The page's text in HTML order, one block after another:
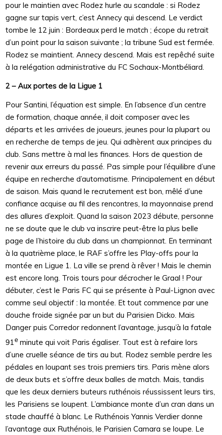
pour le maintien avec Rodez hurle au scandale : si Rodez
gagne sur tapis vert, c’est Annecy qui descend. Le verdict
tombe le 12 juin : Bordeaux perd le match ; écope du retrait
d’un point pour la saison suivante ; la tribune Sud est fermée.
Rodez se maintient. Annecy descend. Mais est repêché suite
à la relégation administrative du FC Sochaux-Montbéliard.
2 – Aux portes de la Ligue 1
Pour Santini, l’équation est simple. En l’absence d’un centre
de formation, chaque année, il doit composer avec les
départs et les arrivées de joueurs, jeunes pour la plupart ou
en recherche de temps de jeu. Qui adhèrent aux principes du
club. Sans mettre à mal les finances. Hors de question de
revenir aux erreurs du passé. Pas simple pour l’équilibre d’une
équipe en recherche d’automatisme. Principalement en début
de saison. Mais quand le recrutement est bon, mêlé d’une
confiance acquise au fil des rencontres, la mayonnaise prend
des allures d’exploit. Quand la saison 2023 débute, personne
ne se doute que le club va inscrire peut-être la plus belle
page de l’histoire du club dans un championnat. En terminant
à la quatrième place, le RAF s’offre les Play-offs pour la
montée en Ligue 1. La ville se prend à rêver ! Mais le chemin
est encore long. Trois tours pour décrocher le Graal ! Pour
débuter, c’est le Paris FC qui se présente à Paul-Lignon avec
comme seul objectif : la montée. Et tout commence par une
douche froide signée par un but du Parisien Dicko. Mais
Danger puis Corredor redonnent l’avantage, jusqu’à la fatale
91 e minute qui voit Paris égaliser. Tout est à refaire lors
d’une cruelle séance de tirs au but. Rodez semble perdre les
pédales en loupant ses trois premiers tirs. Paris mène alors
de deux buts et s’offre deux balles de match. Mais, tandis
que les deux derniers buteurs ruthénois réussissent leurs tirs,
les Parisiens se loupent. L’ambiance monte d’un cran dans un
stade chauffé à blanc. Le Ruthénois Yannis Verdier donne
l’avantage aux Ruthénois, le Parisien Camara se loupe. Le